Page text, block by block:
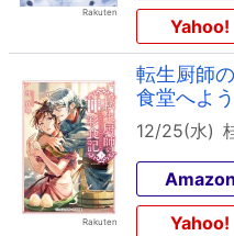
Yahoo!
転生厨師
食堂へよ
12/25(水)
Amazon
Yahoo!